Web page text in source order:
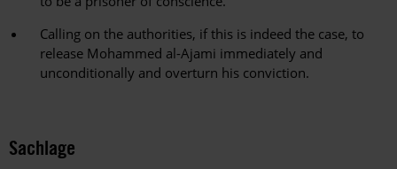
Calling on the authorities, if this is indeed the case, to
release Mohammed al-Ajami immediately and
unconditionally and overturn his conviction.
Sachlage